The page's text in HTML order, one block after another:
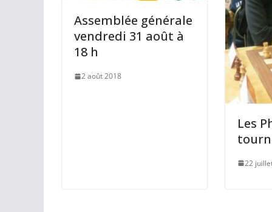
Assemblée générale
vendredi 31 août à
18 h
2 août 2018
Les
22